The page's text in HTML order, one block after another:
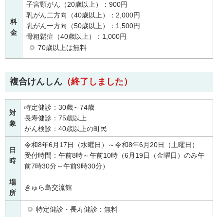
料
金
子宮頸がん（20歳以上）：900円
乳がん二方向（40歳以上）：2,000円
乳がん一方向（50歳以上）：1,500円
骨粗鬆症（40歳以上）：1,000円
70歳以上は無料
複合けんしん （終了しました）
対
象
特定健診：30歳～74歳
長寿健診：75歳以上
がん検診：40歳以上の町民
日
時
令和8年6月17日（水曜日）～令和8年6月20日（土曜日）
受付時間：午前8時～午前10時（6月19日（金曜日）のみ午
前7時30分～午前9時30分）
場
所
きゅら島交流館
特定健診・長寿健診：無料